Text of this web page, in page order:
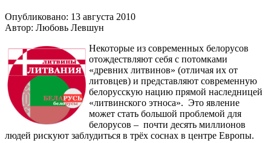
Опубликовано: 13 августа 2010
Автор: Любовь Левшун
Некоторые из современных белорусов
отождествляют себя с потомками
«древних литвинов» (отличая их от
литовцев) и представляют современную
белорусскую нацию прямой наследницей
«литвинского этноса». Это явление
может стать большой проблемой для
белорусов – почти десять миллионов
людей рискуют заблудиться в трёх соснах в центре Европы.